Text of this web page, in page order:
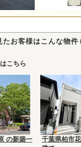
お客様はこんな物件
こちら
の新築一
千葉県柏市